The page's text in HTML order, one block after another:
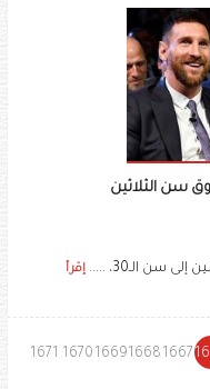
سن الـ30، .....
إقرأ
1667
1668
1669
1670
1671